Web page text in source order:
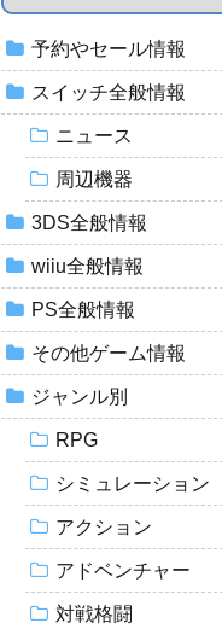
予約やセール情報
スイッチ全般情報
ニュース
周辺機器
3DS全般情報
wiiu全般情報
PS全般情報
その他ゲーム情報
ジャンル別
RPG
シミュレーション
アクション
アドベンチャー
対戦格闘